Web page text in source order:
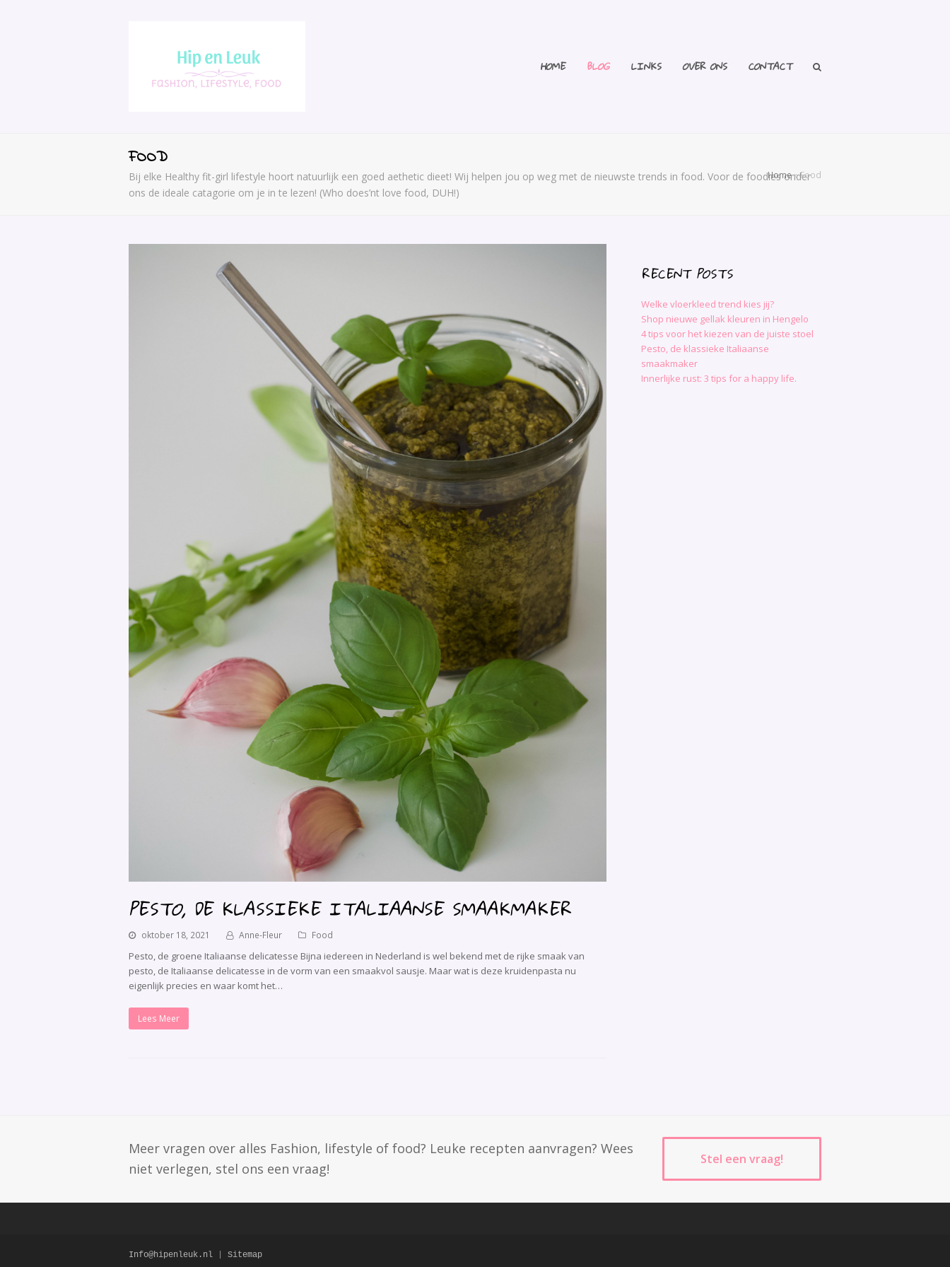
HOME BLOG LINKS OVER ONS CONTACT
FOOD
Bij elke Healthy fit-girl lifestyle hoort natuurlijk een goed aethetic dieet! Wij helpen jou op weg met de nieuwste trends in food. Voor de foodies onder
ons de ideale catagorie om je in te lezen! (Who does’nt love food, DUH!)
Home»Food
PESTO, DE KLASSIEKE ITALIAANSE SMAAKMAKER
oktober 18, 2021 Anne-Fleur Food
Pesto, de groene Italiaanse delicatesse Bijna iedereen in Nederland is wel bekend met de rijke smaak van
pesto, de Italiaanse delicatesse in de vorm van een smaakvol sausje. Maar wat is deze kruidenpasta nu
eigenlijk precies en waar komt het…
Lees Meer
RECENT POSTS
Welke vloerkleed trend kies jij?
Shop nieuwe gellak kleuren in Hengelo
4 tips voor het kiezen van de juiste stoel
Pesto, de klassieke Italiaanse
smaakmaker
Innerlijke rust: 3 tips for a happy life.
Meer vragen over alles Fashion, lifestyle of food? Leuke recepten aanvragen? Wees
niet verlegen, stel ons een vraag!
Stel een vraag!
Info@hipenleuk.nl Sitemap